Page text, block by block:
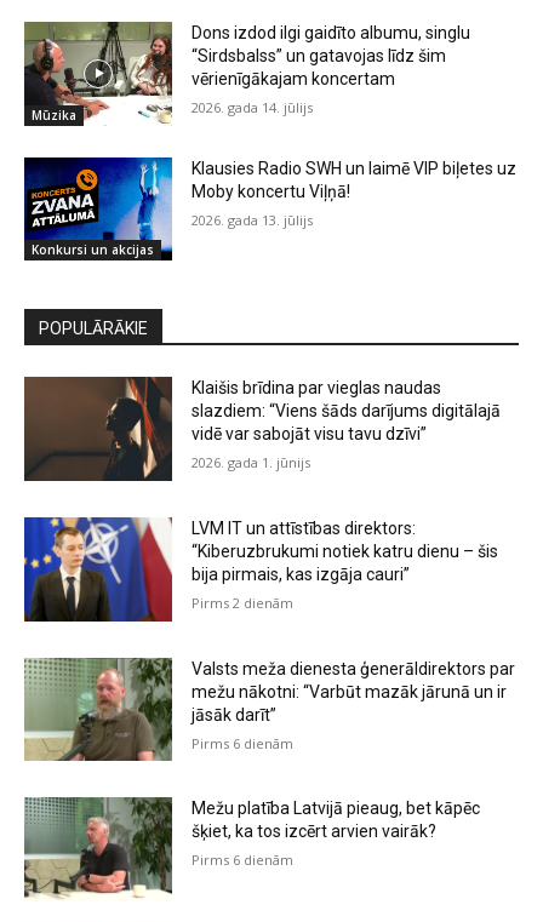
Mūzika
Dons izdod ilgi gaidīto albumu, singlu
“Sirdsbalss” un gatavojas līdz šim
vērienīgākajam koncertam
2026. gada 14. jūlijs
Konkursi un akcijas
Klausies Radio SWH un laimē VIP biļetes uz
Moby koncertu Viļņā!
2026. gada 13. jūlijs
POPULĀRĀKIE
Klaišis brīdina par vieglas naudas
slazdiem: “Viens šāds darījums digitālajā
vidē var sabojāt visu tavu dzīvi”
2026. gada 1. jūnijs
LVM IT un attīstības direktors:
“Kiberuzbrukumi notiek katru dienu – šis
bija pirmais, kas izgāja cauri”
Pirms 2 dienām
Valsts meža dienesta ģenerāldirektors par
mežu nākotni: “Varbūt mazāk jārunā un ir
jāsāk darīt”
Pirms 6 dienām
Mežu platība Latvijā pieaug, bet kāpēc
šķiet, ka tos izcērt arvien vairāk?
Pirms 6 dienām